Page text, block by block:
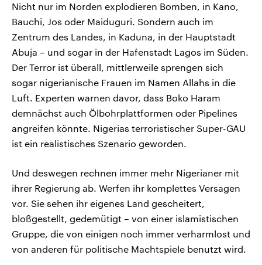
Nicht nur im Norden explodieren Bomben, in Kano,
Bauchi, Jos oder Maiduguri. Sondern auch im
Zentrum des Landes, in Kaduna, in der Hauptstadt
Abuja – und sogar in der Hafenstadt Lagos im Süden.
Der Terror ist überall, mittlerweile sprengen sich
sogar nigerianische Frauen im Namen Allahs in die
Luft. Experten warnen davor, dass Boko Haram
demnächst auch Ölbohrplattformen oder Pipelines
angreifen könnte. Nigerias terroristischer Super-GAU
ist ein realistisches Szenario geworden.
Und deswegen rechnen immer mehr Nigerianer mit
ihrer Regierung ab. Werfen ihr komplettes Versagen
vor. Sie sehen ihr eigenes Land gescheitert,
bloßgestellt, gedemütigt – von einer islamistischen
Gruppe, die von einigen noch immer verharmlost und
von anderen für politische Machtspiele benutzt wird.